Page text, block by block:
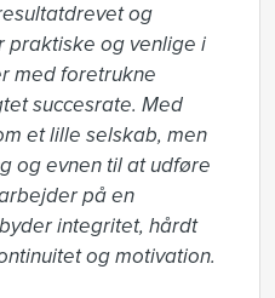
og
praktiske og venlige i
med foretrukne
succesrate. Med
et lille selskab, men
og evnen til at udføre
på en
integritet, hårdt
og motivation.